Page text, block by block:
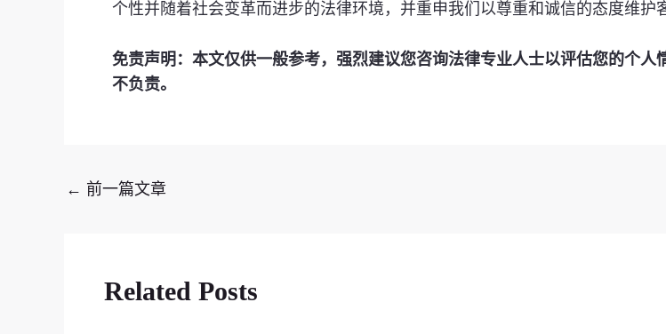
个性并随着社会变革而进步的法律环境，并重申我们以尊重和诚信的态度维护
免责声明：本文仅供一般参考，强烈建议您咨询法律专业人士以评估您的个
不负责。
← 前一篇文章
Related Posts